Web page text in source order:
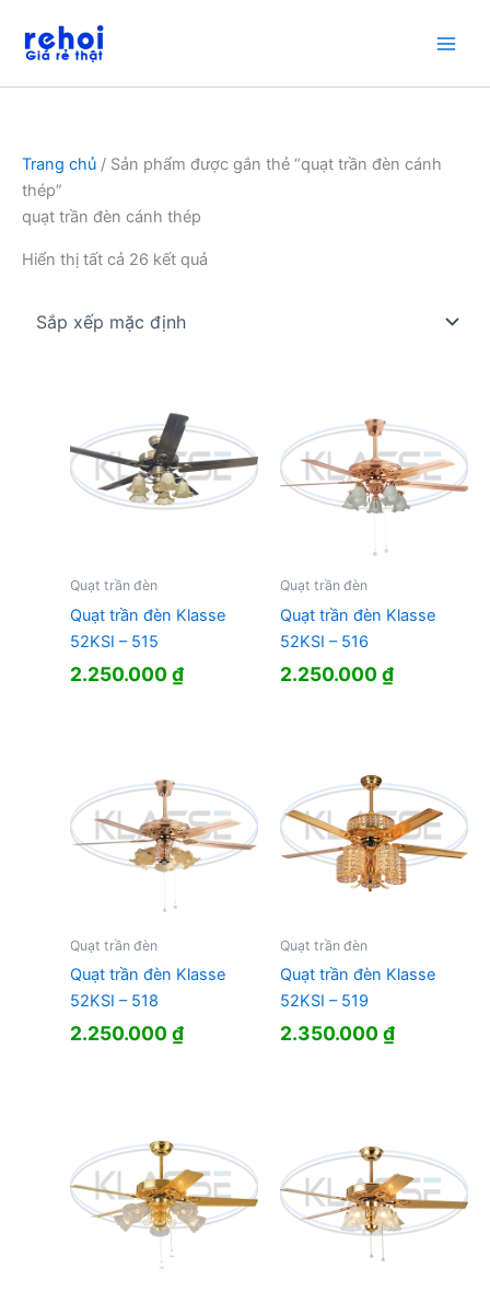
dung
Trang chủ / Sản phẩm được gắn thẻ “quạt trần đèn cánh
thép”
quạt trần đèn cánh thép
Hiển thị tất cả 26 kết quả
Quạt trần đèn
Quạt trần đèn Klasse
52KSI – 515
2.250.000₫
Quạt trần đèn
Quạt trần đèn Klasse
52KSI – 516
2.250.000₫
Quạt trần đèn
Quạt trần đèn Klasse
52KSI – 518
2.250.000₫
Quạt trần đèn
Quạt trần đèn Klasse
52KSI – 519
2.350.000₫